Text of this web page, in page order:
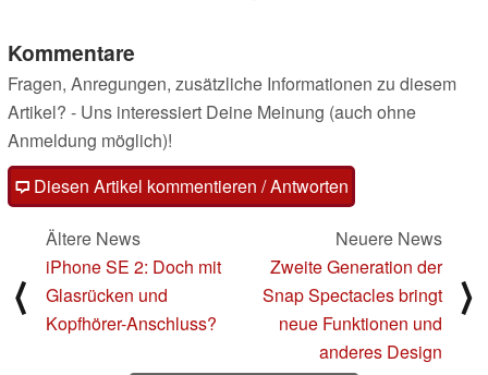
Kommentare
Fragen, Anregungen, zusätzliche Informationen zu diesem
Artikel? - Uns interessiert Deine Meinung (auch ohne
Anmeldung möglich)!
Diesen Artikel kommentieren / Antworten
⟨
Ältere News
iPhone SE 2: Doch mit
Glasrücken und
Kopfhörer-Anschluss?
Neuere News
Zweite Generation der
Snap Spectacles bringt
neue Funktionen und
anderes Design
⟩